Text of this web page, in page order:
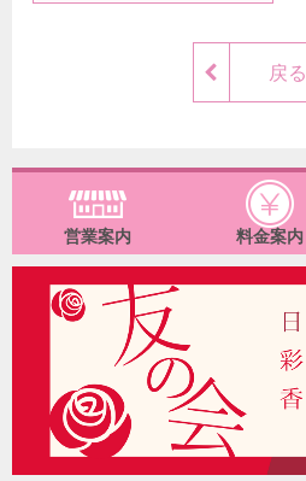
戻る
営業案内 料金案内